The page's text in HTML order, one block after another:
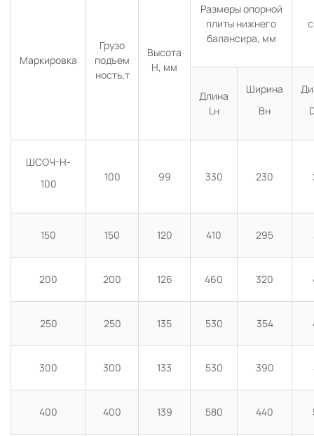
Маркировка
Грузо
подъем
ность,т
Высота
Н, мм
Размеры опорной
плиты нижнего
балансира, мм
Длина
Lн
Ширина
Вн
ШСОЧ-Н-
100
100 99 330 230
150 150 120 410 295
200 200 126 460 320
250 250 135 530 354
300 300 133 530 390
400 400 139 580 440